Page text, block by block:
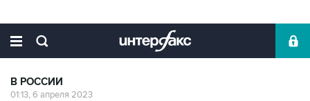
В РОССИИ
01:13, 6 апреля 2023